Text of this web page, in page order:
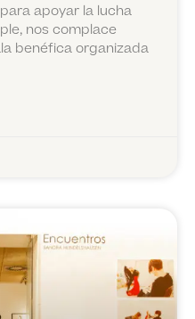
apoyar la lucha
nos complace
benéfica organizada